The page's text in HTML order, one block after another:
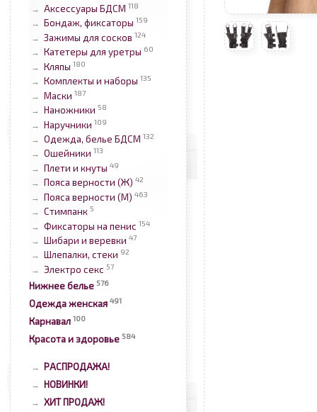
→ Аксессуары БДСМ 118
→ Бондаж, фиксаторы 159
→ Зажимы для сосков 124
→ Катетеры для уретры 60
→ Кляпы 180
→ Комплекты и наборы 135
→ Маски 187
→ Наножники 58
→ Наручники 109
→ Одежда, белье БДСМ 132
→ Ошейники 113
→ Плети и кнуты 49
→ Пояса верности (Ж) 42
→ Пояса верности (М) 463
→ Стимпанк 5
→ Фиксаторы на пенис 154
→ Шибари и веревки 47
→ Шлепалки, стеки 92
→ Электро секс 57
Нижнее белье 576
Одежда женская 491
Карнавал 100
Красота и здоровье 584
→ РАСПРОДАЖА!
→ НОВИНКИ!
→ ХИТ ПРОДАЖ!